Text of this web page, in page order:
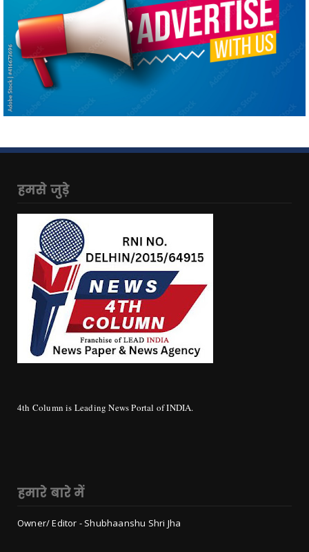
हमसे जुड़े
4th Column is Leading News Portal of INDIA.
हमारे बारे में
Owner/ Editor - Shubhaanshu Shri Jha